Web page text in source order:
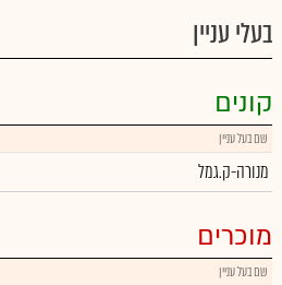
בעלי עניין
קונים
שם בעל עניין
מנורה-ק.גמל
מוכרים
שם בעל עניין